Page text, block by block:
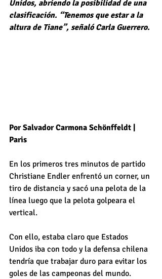
Unidos, abriendo la posibilidad de una
clasificación. “Tenemos que estar a la
altura de Tiane”, señaló Carla Guerrero.
Por Salvador Carmona Schönffeldt |
Paris
En los primeros tres minutos de partido
Christiane Endler enfrentó un corner, un
tiro de distancia y sacó una pelota de la
línea luego que la pelota golpeara el
vertical.
Con ello, estaba claro que Estados
Unidos iba con todo y la defensa chilena
tendría que trabajar duro para evitar los
goles de las campeonas del mundo.